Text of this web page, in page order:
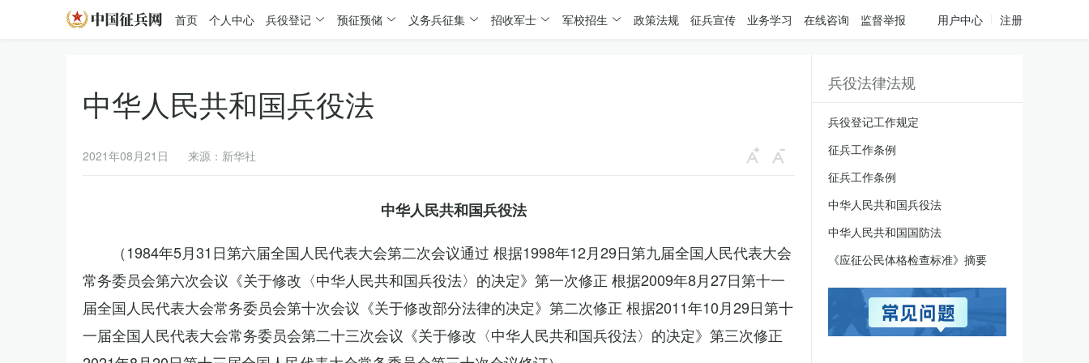
首页 个人中心 兵役登记 预征预储 义务兵征集 招收军士 军校招生 政策法规 征兵宣传 业务学习 在线咨询 监督举报 用户中心 注册
中华人民共和国兵役法
2021年08月21日 来源：新华社
中华人民共和国兵役法
（1984年5月31日第六届全国人民代表大会第二次会议通过 根据1998年12月29日第九届全国人民代表大会
常务委员会第六次会议《关于修改〈中华人民共和国兵役法〉的决定》第一次修正 根据2009年8月27日第十一
届全国人民代表大会常务委员会第十次会议《关于修改部分法律的决定》第二次修正 根据2011年10月29日第十
一届全国人民代表大会常务委员会第二十三次会议《关于修改〈中华人民共和国兵役法〉的决定》第三次修正
兵役法律法规
兵役登记工作规定
征兵工作条例
征兵工作条例
中华人民共和国兵役法
中华人民共和国国防法
《应征公民体格检查标准》摘要